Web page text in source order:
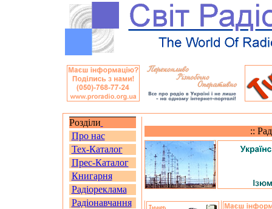
Розділи
Про нас
Тех-Каталог
Прес-Каталог
Книгарня
Радіореклама
Радіонавчання
::